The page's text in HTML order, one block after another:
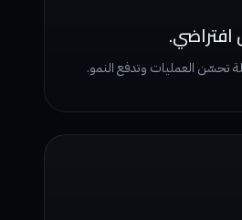
تحسّن العمليات وتدفع النمو.